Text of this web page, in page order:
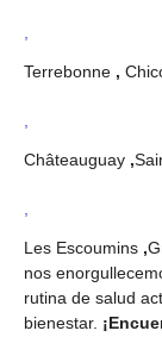
Terrebonne ,
Châteauguay ,
Les Escoumins ,
nos
rutina de salud
bienestar.